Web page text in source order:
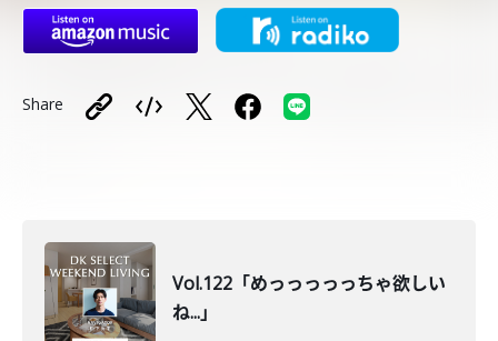
Share
Vol.122「めっっっっっちゃ欲しい
ね...」